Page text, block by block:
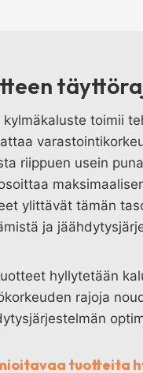
toimii
riippuen usein
ylittävät tämän
ja
hyllytetään
rajoja
tuotteita